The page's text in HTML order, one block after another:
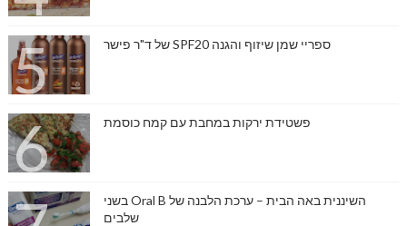
ספריי שמן שיזוף והגנה SPF20 של ד"ר פישר
פשטידת ירקות במחבת עם קמח כוסמת
השיננית באה הבית – ערכת הלבנה של Oral B בשני
שלבים